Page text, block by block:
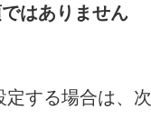
はありません
する場合は、次